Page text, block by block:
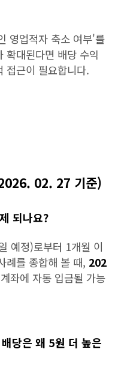
영업적자 축소 여부'를
확대된다면 배당 수익
접근이 필요합니다.
02. 27 기준)
되나요?
예정)로부터 1개월 이
례를 종합해 볼 때, 202
좌에 자동 입금될 가능
당은 왜 5원 더 높은